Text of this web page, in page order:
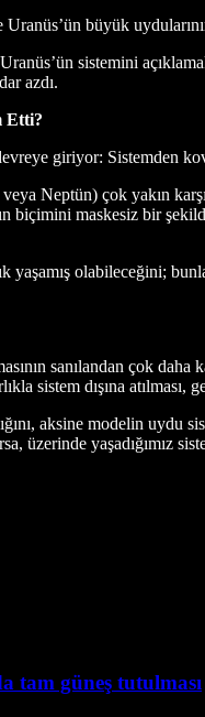
büyük
sistemini
azdı.
Etti?
giriyor: Sistemden
Neptün) çok yakın
biçimini maskesiz bir
yaşamış olabileceğini;
sanılandan çok
sistem dışına
aksine modelin
üzerinde
tam güneş tutulması